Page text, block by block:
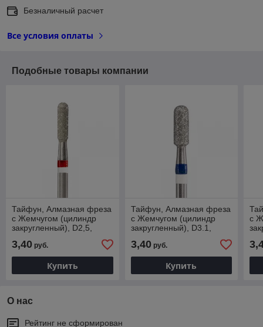
Безналичный расчет
Все условия оплаты
Подобные товары компании
Тайфун, Алмазная фреза
с Жемчугом (цилиндр
закругленный), D2,5,
856.104.137.080.025
3,40 руб.
Купить
Тайфун, Алмазная фреза
с Жемчугом (цилиндр
закругленный), D3.1,
866.104.137.080.031
3,40руб.
Купить
с
О нас
Рейтинг не сформирован